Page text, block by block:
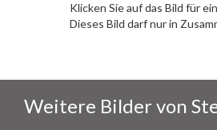
Klicken Sie auf das Bild für
Dieses Bild darf nur in
Weitere Bilder von